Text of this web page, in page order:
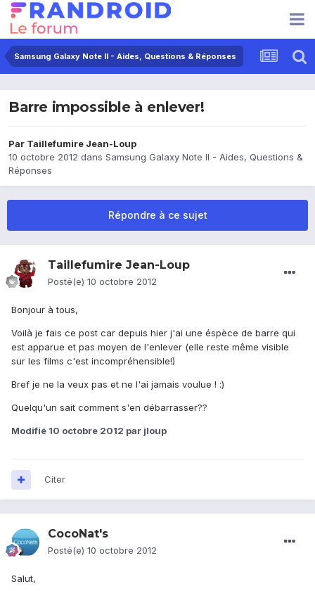
Samsung Galaxy Note II - Aides, Questions & Réponses
Barre impossible à enlever!
Par Taillefumire Jean-Loup
10 octobre 2012 dans Samsung Galaxy Note II - Aides, Questions &
Réponses
Répondre à ce sujet
Taillefumire Jean-Loup
Posté(e) 10 octobre 2012
Bonjour à tous,
Voilà je fais ce post car depuis hier j'ai une éspèce de barre qui
est apparue et pas moyen de l'enlever (elle reste même visible
sur les films c'est incompréhensible!)
Bref je ne la veux pas et ne l'ai jamais voulue ! :)
Quelqu'un sait comment s'en débarrasser??
Modifié 10 octobre 2012 par jloup
Citer
CocoNat's
Posté(e) 10 octobre 2012
Salut,